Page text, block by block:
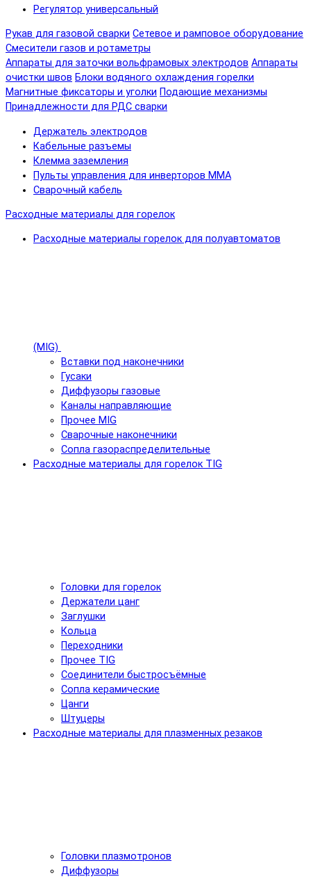
Регулятор универсальный
Рукав для газовой сварки Сетевое и рамповое оборудование
Смесители газов и ротаметры
Аппараты для заточки вольфрамовых электродов Аппараты
очистки швов Блоки водяного охлаждения горелки
Магнитные фиксаторы и уголки Подающие механизмы
Принадлежности для РДС сварки
Держатель электродов
Кабельные разъемы
Клемма заземления
Пульты управления для инверторов MMA
Сварочный кабель
Расходные материалы для горелок
Расходные материалы горелок для полуавтоматов
(MIG)
Вставки под наконечники
Гусаки
Диффузоры газовые
Каналы направляющие
Прочее MIG
Сварочные наконечники
Сопла газораспределительные
Расходные материалы для горелок TIG
Головки для горелок
Держатели цанг
Заглушки
Кольца
Переходники
Прочее TIG
Соединители быстросъёмные
Сопла керамические
Цанги
Штуцеры
Расходные материалы для плазменных резаков
Головки плазмотронов
Диффузоры